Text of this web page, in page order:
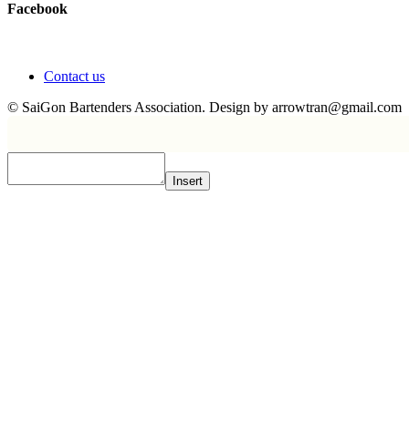
Facebook
Contact us
© SaiGon Bartenders Association. Design by arrowtran@gmail.com
Insert